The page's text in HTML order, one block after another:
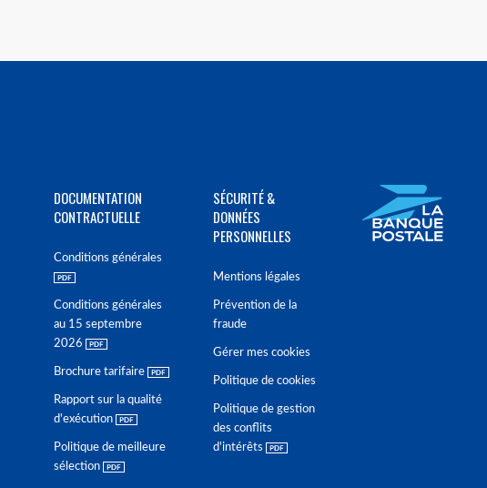
DOCUMENTATION
CONTRACTUELLE
Conditions générales
Conditions générales
au 15 septembre
2026
Brochure tarifaire
Rapport sur la qualité
d'exécution
Politique de meilleure
sélection
SÉCURITÉ &
DONNÉES
PERSONNELLES
Mentions légales
Prévention de la
fraude
Gérer mes cookies
Politique de cookies
Politique de gestion
des conflits
d'intérêts